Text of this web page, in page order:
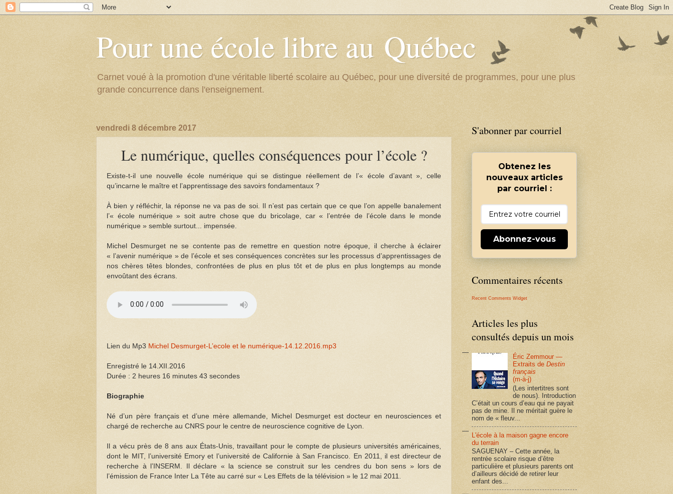
Pour une école libre au Québec
Carnet voué à la promotion d'une véritable liberté scolaire au Québec, pour une diversité de programmes, pour une plus
grande concurrence dans l'enseignement.
vendredi 8 décembre 2017
Le numérique, quelles conséquences pour l’école ?
Existe-t-il une nouvelle école numérique qui se distingue réellement de l’« école d’avant », celle
qu’incarne le maître et l’apprentissage des savoirs fondamentaux ?
À bien y réfléchir, la réponse ne va pas de soi. Il n’est pas certain que ce que l’on appelle banalement
l’« école numérique » soit autre chose que du bricolage, car « l’entrée de l’école dans le monde
numérique » semble surtout... impensée.
Michel Desmurget ne se contente pas de remettre en question notre époque, il cherche à éclairer
« l’avenir numérique » de l’école et ses conséquences concrètes sur les processus d’apprentissages de
nos chères têtes blondes, confrontées de plus en plus tôt et de plus en plus longtemps au monde
envoûtant des écrans.
Lien du Mp3 Michel Desmurget-L’ecole et le numérique-14.12.2016.mp3
Enregistré le 14.XII.2016
Durée : 2 heures 16 minutes 43 secondes
Biographie
Né d’un père français et d’une mère allemande, Michel Desmurget est docteur en neurosciences et
chargé de recherche au CNRS pour le centre de neuroscience cognitive de Lyon.
Il a vécu près de 8 ans aux États-Unis, travaillant pour le compte de plusieurs universités américaines,
dont le MIT, l’université Emory et l’université de Californie à San Francisco. En 2011, il est directeur de
recherche à l’INSERM. Il déclare « la science se construit sur les cendres du bon sens » lors de
l’émission de France Inter La Tête au carré sur « Les Effets de la télévision » le 12 mai 2011.
S'abonner par courriel
Obtenez les
nouveaux articles
par courriel :
Abonnez-vous
Commentaires récents
Recent Comments Widget
Articles les plus
consultés depuis un mois
Éric Zemmour —
Extraits deDestin
français
(m-à-j)
(Les intertitres sont
de nous). Introduction
C’était un cours d’eau qui ne payait
pas de mine. Il ne méritait guère le
nom de « fleuv...
L'école à la maison gagne encore
du terrain
SAGUENAY – Cette année, la
rentrée scolaire risque d’être
particulière et plusieurs parents ont
d’ailleurs décidé de retirer leur
enfant des...